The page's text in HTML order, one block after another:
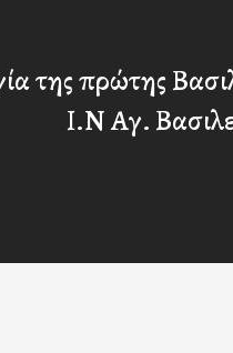
της πρώτης
Ι.Ν Αγ.